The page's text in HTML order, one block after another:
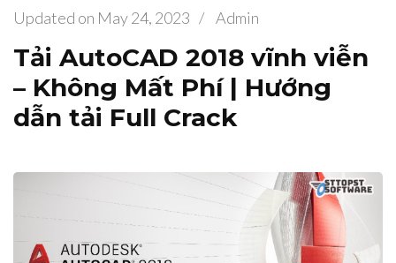
Updated on May 24, 2023 / Admin
Tải AutoCAD 2018 vĩnh viễn
– Không Mất Phí | Hướng
dẫn tải Full Crack